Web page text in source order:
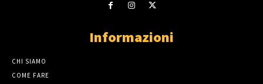
Informazioni
CHI SIAMO
COME FARE